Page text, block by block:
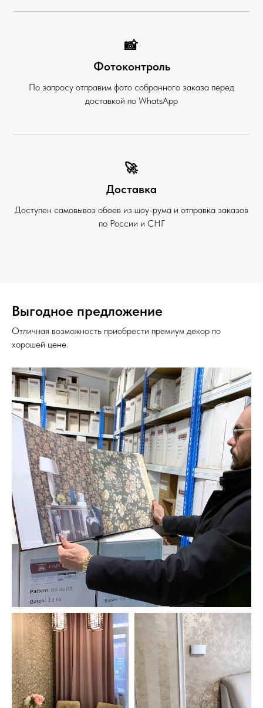
📸
Фотоконтроль
По запросу отправим фото собранного заказа перед
доставкой по WhatsApp
🚀
Доставка
Доступен самовывоз обоев из шоу-рума и отправка заказов
по России и СНГ
Выгодное предложение
Отличная возможность приобрести премиум декор по
хорошей цене.